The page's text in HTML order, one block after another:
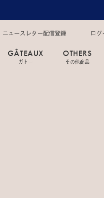
ニュースレター配信登録 ログ
GÂTEAUX
ガトー
OTHERS
その他商品